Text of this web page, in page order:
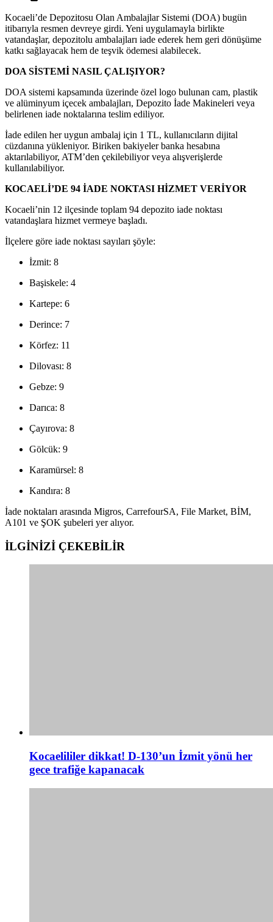
Kocaeli’de Depozitosu Olan Ambalajlar Sistemi (DOA) bugün
itibarıyla resmen devreye girdi. Yeni uygulamayla birlikte
vatandaşlar, depozitolu ambalajları iade ederek hem geri dönüşüme
katkı sağlayacak hem de teşvik ödemesi alabilecek.
DOA SİSTEMİ NASIL ÇALIŞIYOR?
DOA sistemi kapsamında üzerinde özel logo bulunan cam, plastik
ve alüminyum içecek ambalajları, Depozito İade Makineleri veya
belirlenen iade noktalarına teslim ediliyor.
İade edilen her uygun ambalaj için 1 TL, kullanıcıların dijital
cüzdanına yükleniyor. Biriken bakiyeler banka hesabına
aktarılabiliyor, ATM’den çekilebiliyor veya alışverişlerde
kullanılabiliyor.
KOCAELİ’DE 94 İADE NOKTASI HİZMET VERİYOR
Kocaeli’nin 12 ilçesinde toplam 94 depozito iade noktası
vatandaşlara hizmet vermeye başladı.
İlçelere göre iade noktası sayıları şöyle:
İzmit: 8
Başiskele: 4
Kartepe: 6
Derince: 7
Körfez: 11
Dilovası: 8
Gebze: 9
Darıca: 8
Çayırova: 8
Gölcük: 9
Karamürsel: 8
Kandıra: 8
İade noktaları arasında Migros, CarrefourSA, File Market, BİM,
A101 ve ŞOK şubeleri yer alıyor.
İLGİNİZİ ÇEKEBİLİR
Kocaelililer dikkat! D-130’un İzmit yönü her
gece trafiğe kapanacak